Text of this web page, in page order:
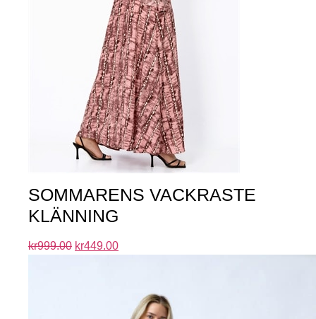
SOMMARENS VACKRASTE
KLÄNNING
kr999.00 kr449.00